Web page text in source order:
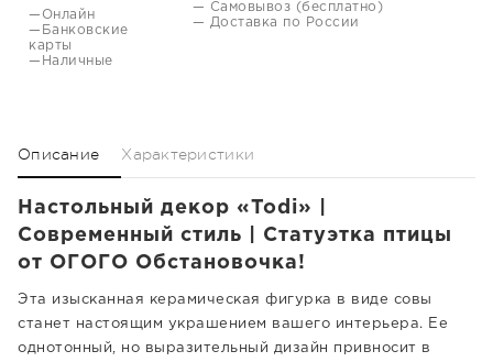
—Онлайн
—Банковские
карты
—Наличные
— Самовывоз (бесплатно)
— Доставка по России
Описание Характеристики
Настольный декор «Todi» |
Современный стиль | Статуэтка птицы
от ОГОГО Обстановочка!
Эта изысканная керамическая фигурка в виде совы
станет настоящим украшением вашего интерьера. Ее
однотонный, но выразительный дизайн привносит в